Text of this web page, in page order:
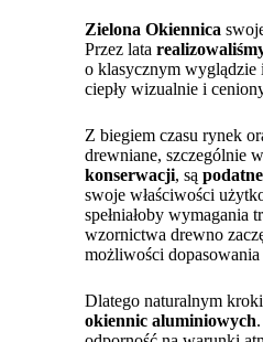
Zielona Okiennica
Przez lata
o klasycznym wyglądzie
ciepły wizualnie i
Z biegiem czasu rynek
drewniane, szczególnie
konserwacji, są
swoje właściwości
spełniałoby wymagania
wzornictwa drewno
możliwości dopasowania
Dlatego naturalnym
okiennic aluminiowych